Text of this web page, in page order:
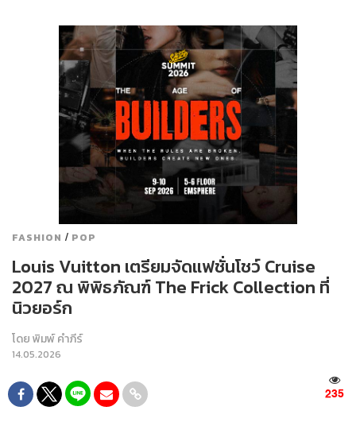
FASHION / POP
Louis Vuitton เตรียมจัดแฟชั่นโชว์ Cruise
2027 ณ พิพิธภัณฑ์ The Frick Collection ที่
นิวยอร์ก
โดยพิมพ์ คำภีร์
14.05.2026
235